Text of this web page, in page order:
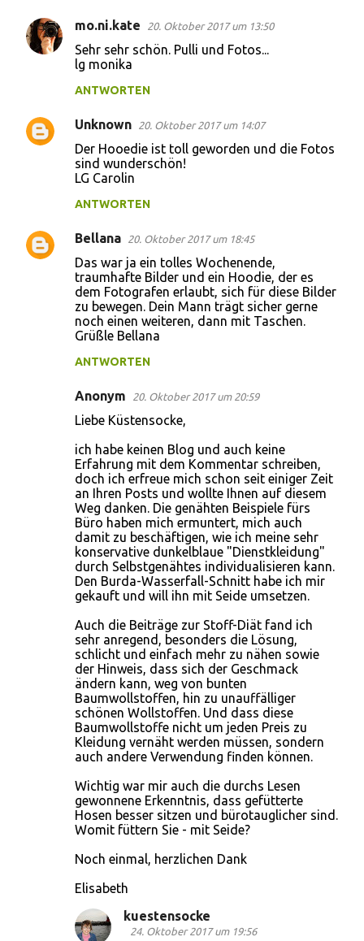
mo.ni.kate 20. Oktober 2017 um 13:50
Sehr sehr schön. Pulli und Fotos...
lg monika
ANTWORTEN
Unknown 20. Oktober 2017 um 14:07
Der Hooedie ist toll geworden und die Fotos
sind wunderschön!
LG Carolin
ANTWORTEN
Bellana 20. Oktober 2017 um 18:45
Das war ja ein tolles Wochenende,
traumhafte Bilder und ein Hoodie, der es
dem Fotografen erlaubt, sich für diese Bilder
zu bewegen. Dein Mann trägt sicher gerne
noch einen weiteren, dann mit Taschen.
Grüßle Bellana
ANTWORTEN
Anonym 20. Oktober 2017 um 20:59
Liebe Küstensocke,
ich habe keinen Blog und auch keine
Erfahrung mit dem Kommentar schreiben,
doch ich erfreue mich schon seit einiger Zeit
an Ihren Posts und wollte Ihnen auf diesem
Weg danken. Die genähten Beispiele fürs
Büro haben mich ermuntert, mich auch
damit zu beschäftigen, wie ich meine sehr
konservative dunkelblaue "Dienstkleidung"
durch Selbstgenähtes individualisieren kann.
Den Burda-Wasserfall-Schnitt habe ich mir
gekauft und will ihn mit Seide umsetzen.
Auch die Beiträge zur Stoff-Diät fand ich
sehr anregend, besonders die Lösung,
schlicht und einfach mehr zu nähen sowie
der Hinweis, dass sich der Geschmack
ändern kann, weg von bunten
Baumwollstoffen, hin zu unauffälliger
schönen Wollstoffen. Und dass diese
Baumwollstoffe nicht um jeden Preis zu
Kleidung vernäht werden müssen, sondern
auch andere Verwendung finden können.
Wichtig war mir auch die durchs Lesen
gewonnene Erkenntnis, dass gefütterte
Hosen besser sitzen und bürotauglicher sind.
Womit füttern Sie - mit Seide?
Noch einmal, herzlichen Dank
Elisabeth
kuestensocke
24. Oktober 2017 um 19:56